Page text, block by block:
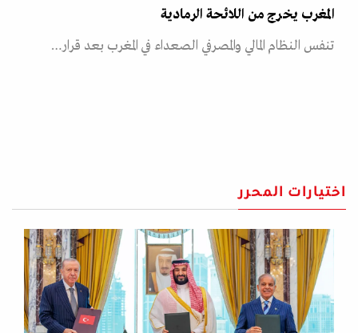
المغرب يخرج من اللائحة الرمادية
تنفس النظام المالي والمصرفي الصعداء في المغرب بعد قرار…
اختيارات المحرر